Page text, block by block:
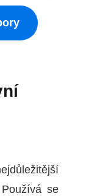
se